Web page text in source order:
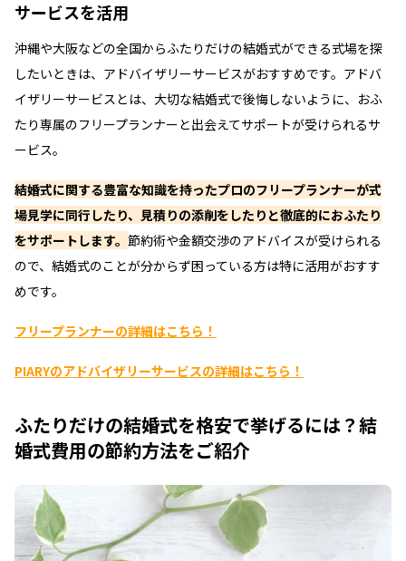
サービスを活用
沖縄や大阪などの全国からふたりだけの結婚式ができる式場を探
したいときは、アドバイザリーサービスがおすすめです。アドバ
イザリーサービスとは、大切な結婚式で後悔しないように、おふ
たり専属のフリープランナーと出会えてサポートが受けられるサ
ービス。
結婚式に関する豊富な知識を持ったプロのフリープランナーが式
場見学に同行したり、見積りの添削をしたりと徹底的におふたり
をサポートします。 節約術や金額交渉のアドバイスが受けられる
ので、結婚式のことが分からず困っている方は特に活用がおすす
めです。
フリープランナーの詳細はこちら！
PIARYのアドバイザリーサービスの詳細はこちら！
ふたりだけの結婚式を格安で挙げるには？結
婚式費用の節約方法をご紹介